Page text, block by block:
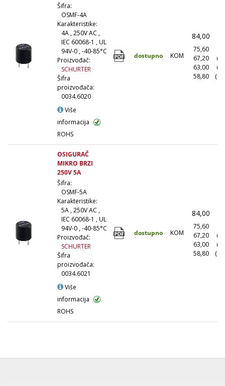
Šifra:
OSMF-4A
Karakteristike:
4A , 250V AC ,
IEC 60068-1 , UL
94V-0 , -40-85°C
Proizvođač:
SCHURTER
Šifra
proizvođača:
0034.6020
Više
informacija
ROHS
dostupno KOM
84,00
75,60
67,20
63,00
58,80
OSIGURAČ
MIKRO BRZI
250V 5A
Šifra:
OSMF-5A
Karakteristike:
5A , 250V AC ,
IEC 60068-1 , UL
94V-0 , -40-85°C
Proizvođač:
SCHURTER
Šifra
proizvođača:
0034.6021
Više
informacija
ROHS
dostupno KOM
84,00
75,60
67,20
63,00
58,80